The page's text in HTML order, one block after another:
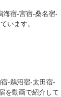
海宿-宮宿-桑名宿-
います。
-鵜沼宿-太田宿-
を動画で紹介して